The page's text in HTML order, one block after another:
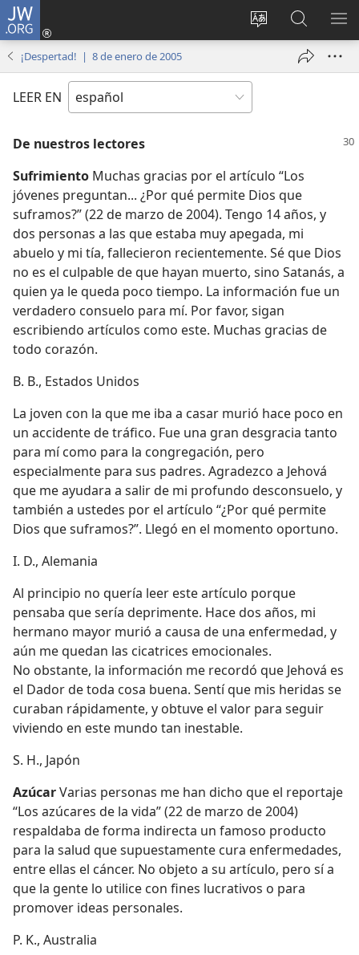
JW.ORG
Cambiar
del sitio
Iniciar
sesión
nueva
en
jw.org
¡Despertad! | 8 de enero de 2005
LEER EN
De nuestros lectores
Sufrimiento Muchas gracias por el artículo “Los
jóvenes preguntan... ¿Por qué permite Dios que
suframos?” (22 de marzo de 2004). Tengo 14 años, y
dos personas a las que estaba muy apegada, mi
abuelo y mi tía, fallecieron recientemente. Sé que Dios
no es el culpable de que hayan muerto, sino Satanás, a
quien ya le queda poco tiempo. La información fue un
verdadero consuelo para mí. Por favor, sigan
escribiendo artículos como este. Muchas gracias de
todo corazón.
B. B., Estados Unidos
La joven con la que me iba a casar murió hace poco en
un accidente de tráfico. Fue una gran desgracia tanto
para mí como para la congregación, pero
especialmente para sus padres. Agradezco a Jehová
que me ayudara a salir de mi profundo desconsuelo, y
también a ustedes por el artículo “¿Por qué permite
Dios que suframos?”. Llegó en el momento oportuno.
I. D., Alemania
Al principio no quería leer este artículo porque
pensaba que sería deprimente. Hace dos años, mi
hermano mayor murió a causa de una enfermedad, y
aún me quedan las cicatrices emocionales.
No obstante, la información me recordó que Jehová es
el Dador de toda cosa buena. Sentí que mis heridas se
curaban rápidamente, y obtuve el valor para seguir
viviendo en este mundo tan inestable.
S. H., Japón
AzúcarVarias personas me han dicho que el reportaje
“Los azúcares de la vida” (22 de marzo de 2004)
respaldaba de forma indirecta un famoso producto
para la salud que supuestamente cura enfermedades,
entre ellas el cáncer. No objeto a su artículo, pero sí a
que la gente lo utilice con fines lucrativos o para
promover ideas personales.
P. K., Australia